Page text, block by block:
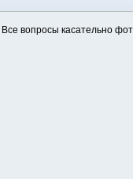
Все вопросы касательно